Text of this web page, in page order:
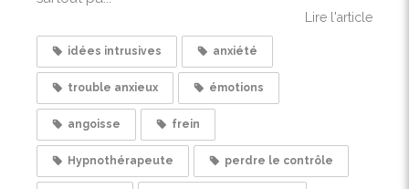
Lire l'article
idées intrusives anxiété
trouble anxieux émotions
angoisse frein
Hypnothérapeute perdre le contrôle